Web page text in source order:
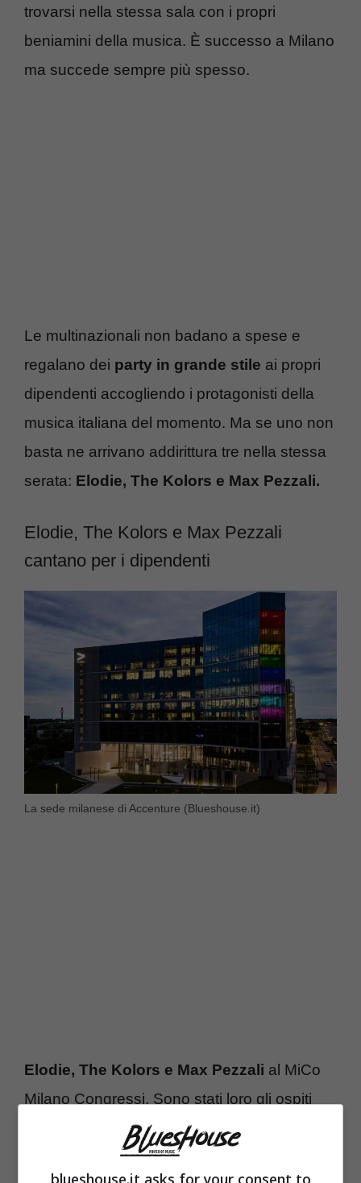
trovarsi nella stessa sala con i propri
beniamini della musica. È successo a Milano
ma succede sempre più spesso.
Le multinazionali non badano a spese e
regalano dei party in grande stile ai propri
dipendenti accogliendo i protagonisti della
musica italiana del momento. Ma se uno non
basta ne arrivano addirittura tre nella stessa
serata: Elodie, The Kolors e Max Pezzali.
Elodie, The Kolors e Max Pezzali
cantano per i dipendenti
La sede milanese di Accenture (Blueshouse.it)
Elodie, The Kolors e Max Pezzali al MiCo
Milano Congressi. Sono stati loro gli ospiti
festa aziendaleorganizzata da
, la multinazionale di consulenza
blueshouse.it asks for your consent to